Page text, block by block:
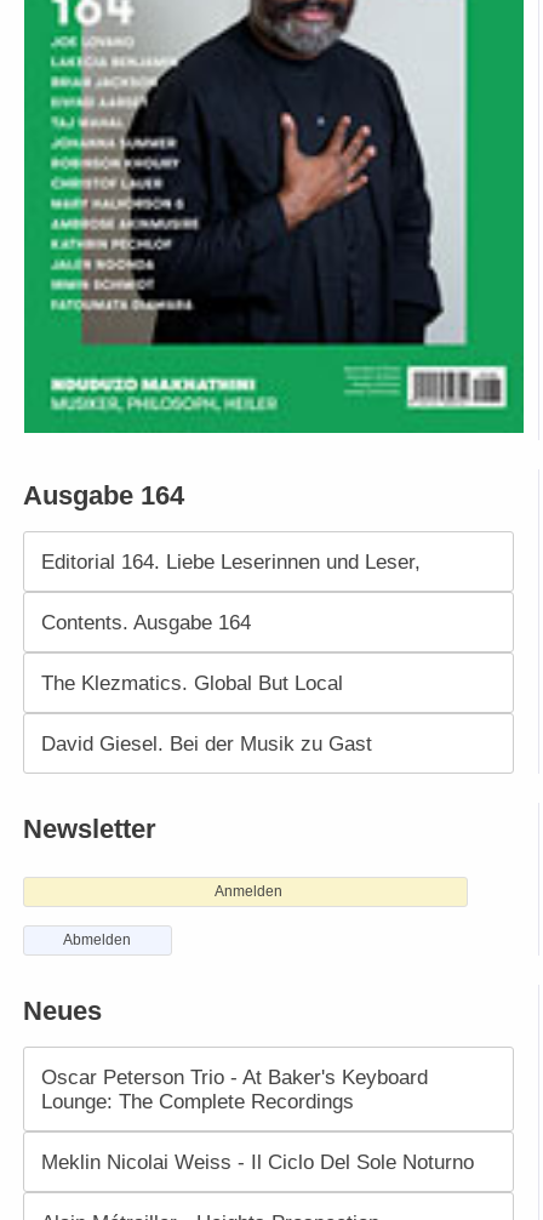
Ausgabe 164
Editorial 164. Liebe Leserinnen und Leser,
Contents. Ausgabe 164
The Klezmatics. Global But Local
David Giesel. Bei der Musik zu Gast
Newsletter
Anmelden
Abmelden
Neues
Oscar Peterson Trio - At Baker's Keyboard
Lounge: The Complete Recordings
Meklin Nicolai Weiss - Il Ciclo Del Sole Noturno